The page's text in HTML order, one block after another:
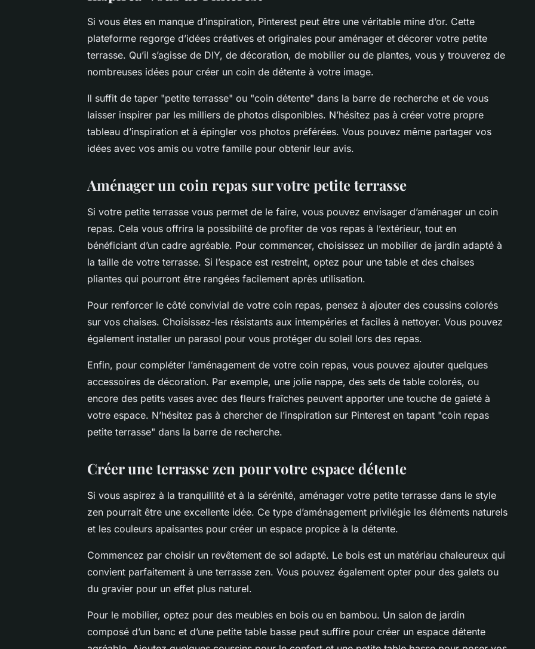
Si vous êtes en manque d’inspiration, Pinterest peut être une véritable mine d’or. Cette
plateforme regorge d’idées créatives et originales pour aménager et décorer votre petite
terrasse. Qu’il s’agisse de DIY, de décoration, de mobilier ou de plantes, vous y trouverez de
nombreuses idées pour créer un coin de détente à votre image.
Il suffit de taper "petite terrasse" ou "coin détente" dans la barre de recherche et de vous
laisser inspirer par les milliers de photos disponibles. N’hésitez pas à créer votre propre
tableau d’inspiration et à épingler vos photos préférées. Vous pouvez même partager vos
idées avec vos amis ou votre famille pour obtenir leur avis.
Aménager un coin repas sur votre petite terrasse
Si votre petite terrasse vous permet de le faire, vous pouvez envisager d’aménager un coin
repas. Cela vous offrira la possibilité de profiter de vos repas à l’extérieur, tout en
bénéficiant d’un cadre agréable. Pour commencer, choisissez un mobilier de jardin adapté à
la taille de votre terrasse. Si l’espace est restreint, optez pour une table et des chaises
pliantes qui pourront être rangées facilement après utilisation.
Pour renforcer le côté convivial de votre coin repas, pensez à ajouter des coussins colorés
sur vos chaises. Choisissez-les résistants aux intempéries et faciles à nettoyer. Vous pouvez
également installer un parasol pour vous protéger du soleil lors des repas.
Enfin, pour compléter l’aménagement de votre coin repas, vous pouvez ajouter quelques
accessoires de décoration. Par exemple, une jolie nappe, des sets de table colorés, ou
encore des petits vases avec des fleurs fraîches peuvent apporter une touche de gaieté à
votre espace. N’hésitez pas à chercher de l’inspiration sur Pinterest en tapant "coin repas
petite terrasse" dans la barre de recherche.
Créer une terrasse zen pour votre espace détente
Si vous aspirez à la tranquillité et à la sérénité, aménager votre petite terrasse dans le style
zen pourrait être une excellente idée. Ce type d’aménagement privilégie les éléments naturels
et les couleurs apaisantes pour créer un espace propice à la détente.
Commencez par choisir un revêtement de sol adapté. Le bois est un matériau chaleureux qui
convient parfaitement à une terrasse zen. Vous pouvez également opter pour des galets ou
du gravier pour un effet plus naturel.
Pour le mobilier, optez pour des meubles en bois ou en bambou. Un salon de jardin
composé d’un banc et d’une petite table basse peut suffire pour créer un espace détente